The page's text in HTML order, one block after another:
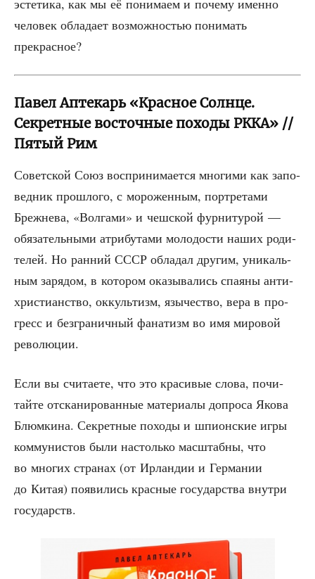
эсте­ти­ка, как мы её пони­ма­ем и поче­му имен­но
чело­век обла­да­ет воз­мож­но­стью пони­мать
прекрасное?
Павел Аптекарь «Красное Солнце.
Секретные восточные походы РККА» //
Пятый Рим
Совет­ской Союз вос­при­ни­ма­ет­ся мно­ги­ми как запо­
вед­ник про­шло­го, с моро­жен­ным, порт­ре­та­ми
Бреж­не­ва, «Вол­га­ми» и чеш­ской фур­ни­ту­рой —
обя­за­тель­ны­ми атри­бу­та­ми моло­до­сти наших роди­
те­лей. Но ран­ний СССР обла­дал дру­гим, уни­каль­
ным заря­дом, в кото­ром ока­зы­ва­лись спа­я­ны анти­
хри­сти­ан­ство, оккуль­тизм, язы­че­ство, вера в про­
гресс и без­гра­нич­ный фана­тизм во имя миро­вой
революции.
Если вы счи­та­е­те, что это кра­си­вые сло­ва, почи­
тай­те отска­ни­ро­ван­ные мате­ри­а­лы допро­са Яко­ва
Блюм­ки­на. Сек­рет­ные похо­ды и шпи­он­ские игры
ком­му­ни­стов были настоль­ко мас­штаб­ны, что
во мно­гих стра­нах (от Ирлан­дии и Гер­ма­нии
до Китая) появи­лись крас­ные госу­дар­ства внут­ри
государств.